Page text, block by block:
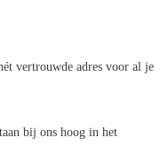
vertrouwde adres voor al je
bij ons hoog in het